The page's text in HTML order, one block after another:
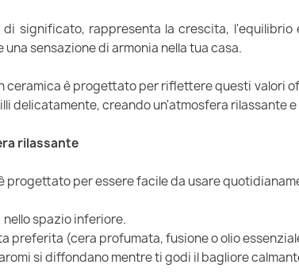
di significato, rappresenta la crescita,
sensazione di armonia nella tua casa.
ceramica è progettato per riflettere questi valori
delicatamente, creando un'atmosfera rilassante e
rilassante
progettato per essere facile da usare
spazio inferiore.
preferita (cera profumata, fusione o olio
si diffondano mentre ti godi il bagliore